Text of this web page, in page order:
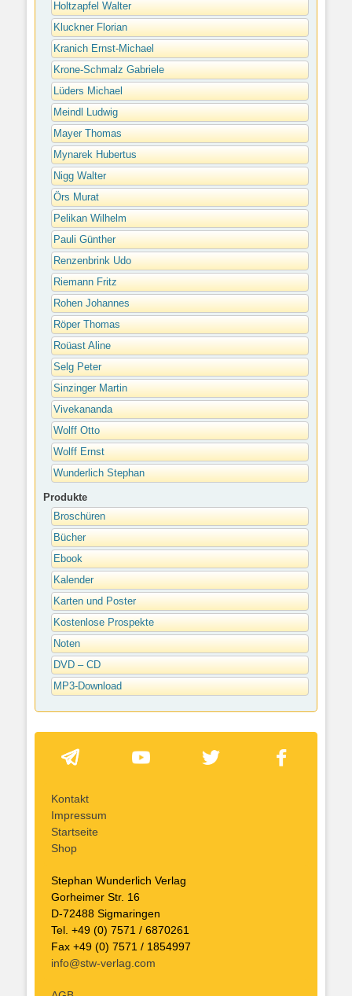
Holtzapfel Walter
Kluckner Florian
Kranich Ernst-Michael
Krone-Schmalz Gabriele
Lüders Michael
Meindl Ludwig
Mayer Thomas
Mynarek Hubertus
Nigg Walter
Örs Murat
Pelikan Wilhelm
Pauli Günther
Renzenbrink Udo
Riemann Fritz
Rohen Johannes
Röper Thomas
Roüast Aline
Selg Peter
Sinzinger Martin
Vivekananda
Wolff Otto
Wolff Ernst
Wunderlich Stephan
Produkte
Broschüren
Bücher
Ebook
Kalender
Karten und Poster
Kostenlose Prospekte
Noten
DVD – CD
MP3-Download
Kontakt
Impressum
Startseite
Shop
Stephan Wunderlich Verlag
Gorheimer Str. 16
D-72488 Sigmaringen
Tel. +49 (0) 7571 / 6870261
Fax +49 (0) 7571 / 1854997
info@stw-verlag.com